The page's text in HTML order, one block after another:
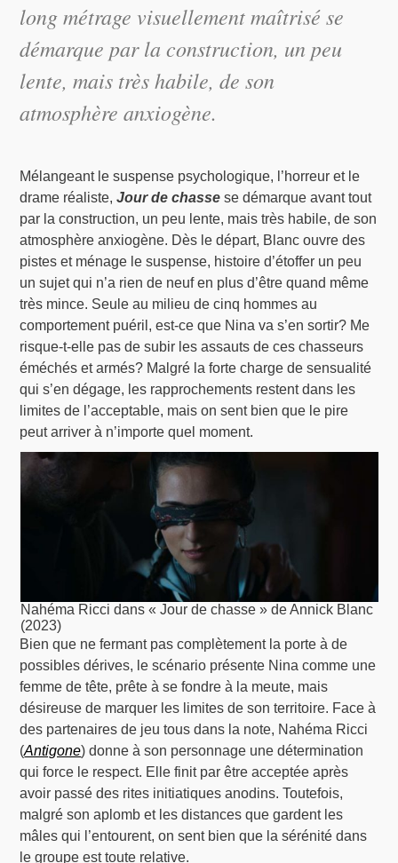
long métrage visuellement maîtrisé se
démarque par la construction, un peu
lente, mais très habile, de son
atmosphère anxiogène.
Mélangeant le suspense psychologique, l’horreur et le
drame réaliste,Jour de chasse se démarque avant tout
par la construction, un peu lente, mais très habile, de son
atmosphère anxiogène. Dès le départ, Blanc ouvre des
pistes et ménage le suspense, histoire d’étoffer un peu
un sujet qui n’a rien de neuf en plus d’être quand même
très mince. Seule au milieu de cinq hommes au
comportement puéril, est-ce que Nina va s’en sortir? Me
risque-t-elle pas de subir les assauts de ces chasseurs
éméchés et armés? Malgré la forte charge de sensualité
qui s’en dégage, les rapprochements restent dans les
limites de l’acceptable, mais on sent bien que le pire
peut arriver à n’importe quel moment.
Nahéma Ricci dans « Jour de chasse » de Annick Blanc
(2023)
Bien que ne fermant pas complètement la porte à de
possibles dérives, le scénario présente Nina comme une
femme de tête, prête à se fondre à la meute, mais
désireuse de marquer les limites de son territoire. Face à
des partenaires de jeu tous dans la note, Nahéma Ricci
(Antigone) donne à son personnage une détermination
qui force le respect. Elle finit par être acceptée après
avoir passé des rites initiatiques anodins. Toutefois,
malgré son aplomb et les distances que gardent les
mâles qui l’entourent, on sent bien que la sérénité dans
le groupe est toute relative.